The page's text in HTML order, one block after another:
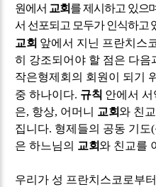
원에서 교회를 제시하고 있으
서 선포되고 모두가 인식하고
교회 앞에서 지닌 프란치스
히 강조되어야 할 점은 다음
작은형제회의 회원이 되기
중 하나이다. 규칙 안에서
은, 항상, 어머니 교회와 친
집니다. 형제들의 공동 기도(
은 하느님의 교회와 친교를
우리가 성 프란치스코로부